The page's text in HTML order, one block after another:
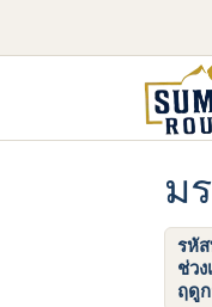
ม
รหั
ช่ว
ฤดู